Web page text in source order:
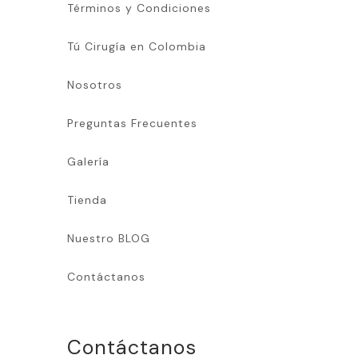
Términos y Condiciones
Tú Cirugía en Colombia
Nosotros
Preguntas Frecuentes
Galería
Tienda
Nuestro BLOG
Contáctanos
Contáctanos